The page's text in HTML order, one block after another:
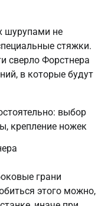
шурупами не
стяжки.
сверло Форстнера
в которые будут
грани
этого можно,